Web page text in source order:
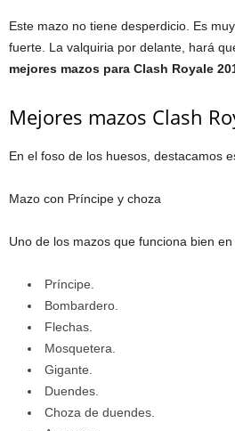
Este mazo no tiene desperdicio. Es
fuerte. La valquiria por delante, hará
mejores mazos para Clash Royale
Mejores mazos Clash
En el foso de los huesos, destacamos
Mazo con Príncipe y choza
Uno de los mazos que funciona bien
Príncipe.
Bombardero.
Flechas.
Mosquetera.
Gigante.
Duendes.
Choza de duendes.